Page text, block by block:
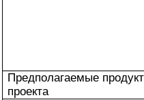
Предполагаемые
проекта